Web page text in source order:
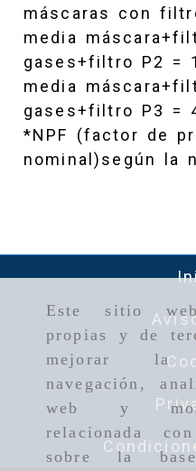
Este sitio
propias y de
mejorar la
navegación,
web y
relacionada
sobre la
máscaras con
media
gases+filtro P2 =
media
gases+filtro P3 =
*NPF (factor de
nominal)según la